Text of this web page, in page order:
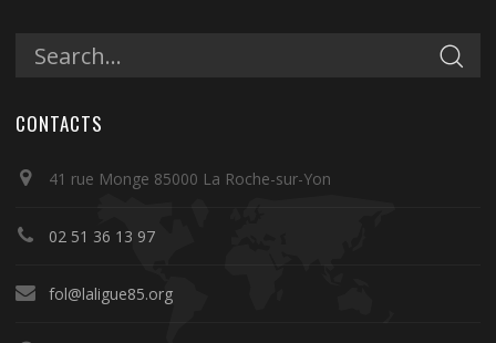
CONTACTS
41 rue Monge 85000 La Roche-sur-Yon
02 51 36 13 97
fol@laligue85.org